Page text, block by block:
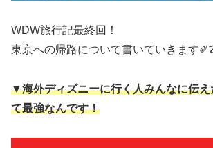
WDW旅行記最終回！
東京への帰路について書いていきます
▼海外ディズニーに行く人みんなに伝
て最強なんです！